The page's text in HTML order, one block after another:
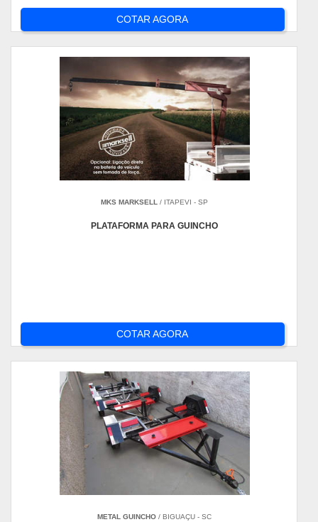
COTAR AGORA
MKS MARKSELL / ITAPEVI - SP
PLATAFORMA PARA GUINCHO
COTAR AGORA
METAL GUINCHO/ BIGUAÇU - SC